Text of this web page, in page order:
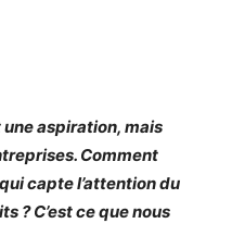
une aspiration, mais
Comment
capte l’attention du
? C’est ce que nous